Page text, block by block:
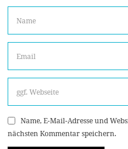
Name, E-Mail-Adresse und
nächsten Kommentar speichern.